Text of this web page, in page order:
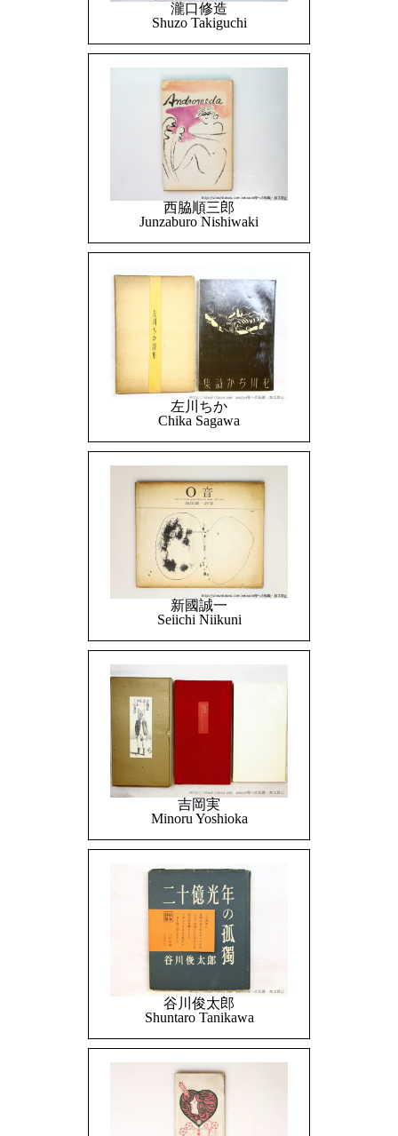
瀧口修造
Shuzo Takiguchi
西脇順三郎
Junzaburo Nishiwaki
左川ちか
Chika Sagawa
新國誠一
Seiichi Niikuni
吉岡実
Minoru Yoshioka
谷川俊太郎
Shuntaro Tanikawa